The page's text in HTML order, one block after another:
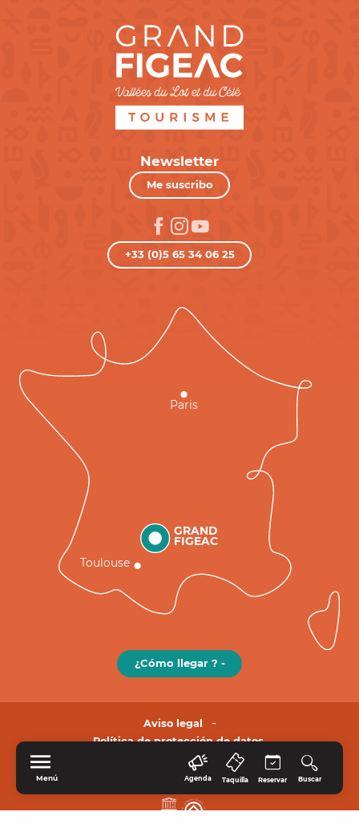
Menú Agenda Taquilla Reservar Buscar
Newsletter
Me suscribo
+33 (0)5 65 34 06 25
GRAND
FIGEAC
Toulouse
Paris
¿Cómo llegar ? -
Aviso legal
Política de protección de datos.